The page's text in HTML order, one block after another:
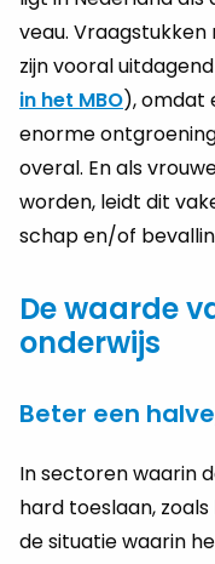
veau.
zijn voor­al
in het MBO), omdat
enor­me
over­al. En als
wor­den, leidt dit
schap en/of
De waarde
onderwijs
Beter een
In sec­to­ren waar­in
hard toe­slaan,
de si­tu­a­tie waar­in